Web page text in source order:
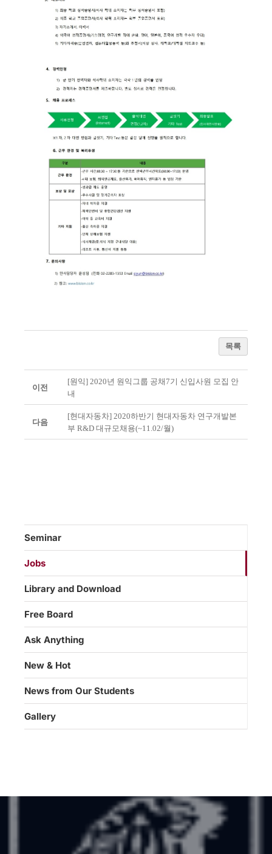
목록
이전
[원익] 2020년 원익그룹 공채7기 신입사원 모집 안
내
다음
[현대자동차] 2020하반기 현대자동차 연구개발본
부 R&D 대규모채용(~11.02/월)
Seminar
Jobs
Library and Download
Free Board
Ask Anything
New & Hot
News from Our Students
Gallery